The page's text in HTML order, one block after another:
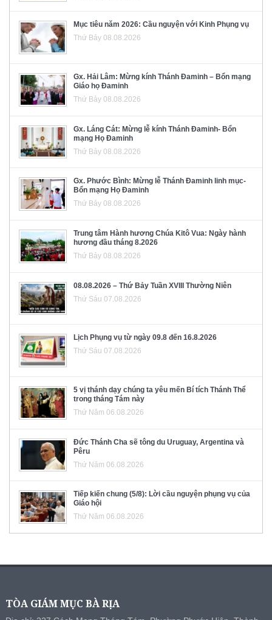
Mục tiêu năm 2026: Cầu nguyện với Kinh Phụng vụ
Thứ Bảy 08.08.2026
Gx. Hải Lâm: Mừng kính Thánh Đaminh – Bổn mạng
Giáo họ Đaminh
Thứ Bảy 08.08.2026
Gx. Láng Cát: Mừng lễ kính Thánh Đaminh- Bổn
mạng Họ Đaminh
Thứ Bảy 08.08.2026
Gx. Phước Bình: Mừng lễ Thánh Đaminh linh mục-
Bổn mạng Họ Đaminh
Thứ Bảy 08.08.2026
Trung tâm Hành hương Chúa Kitô Vua: Ngày hành
hương đầu tháng 8.2026
Thứ Bảy 08.08.2026
08.08.2026 – Thứ Bảy Tuần XVIII Thường Niên
Thứ Sáu 07.08.2026
Lịch Phụng vụ từ ngày 09.8 đến 16.8.2026
Thứ Sáu 07.08.2026
5 vị thánh dạy chúng ta yêu mến Bí tích Thánh Thể
trong tháng Tám này
Thứ Năm 06.08.2026
Đức Thánh Cha sẽ tông du Uruguay, Argentina và
Pêru
Thứ Năm 06.08.2026
Tiếp kiến chung (5/8): Lời cầu nguyện phụng vụ của
Giáo hội
Thứ Năm 06.08.2026
TÒA GIÁM MỤC BÀ RỊA